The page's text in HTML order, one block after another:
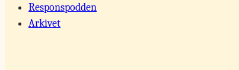
Responspodden
Arkivet